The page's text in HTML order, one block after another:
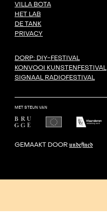
VILLA BOTA
HET LAB
DE TANK
PRIVACY
DORP: DIY-FESTIVAL
KONVOOI KUNSTENFESTIVAL
SIGNAAL RADIOFESTIVAL
MET STEUN VAN
GEMAAKT DOOR undefined